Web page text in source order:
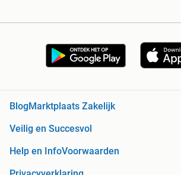
BlogMarktplaats Zakelijk
Veilig en Succesvol
Help en InfoVoorwaarden